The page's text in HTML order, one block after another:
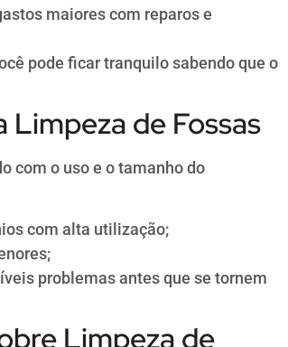
maiores com reparos e
pode ficar tranquilo sabendo que o
Limpeza de Fossas
com o uso e o tamanho do
com alta utilização;
problemas antes que se tornem
Limpeza de